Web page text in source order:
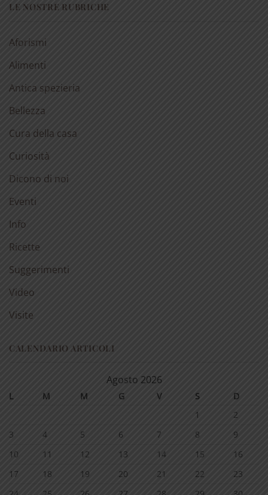
LE NOSTRE RUBRICHE
Aforismi
Alimenti
Antica spezieria
Bellezza
Cura della casa
Curiosità
Dicono di noi
Eventi
Info
Ricette
Suggerimenti
Video
Visite
CALENDARIO ARTICOLI
Agosto 2026
L M M G V S
D
1
2
3
4 5 6 7 8
9
10
11 12 13 14 15
16
17
18 19 20 21 22
23